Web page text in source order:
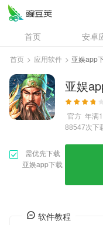
首页 安卓
资讯
专
问答
首页 > 应用软件 > 亚娱app
亚娱
官方 年满
88547次下
需优先下载
亚娱app下载
软件教程